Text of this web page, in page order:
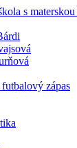
s
zápas